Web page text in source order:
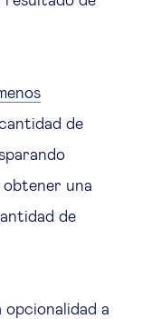
de
una
de
opcionalidad a